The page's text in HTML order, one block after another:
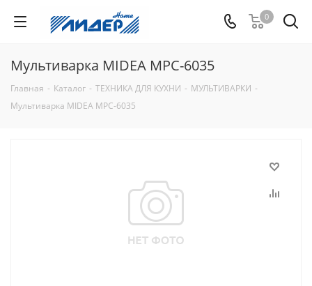
0
Мультиварка MIDEA MPC-6035
Главная - Каталог - ТЕХНИКА ДЛЯ КУХНИ - МУЛЬТИВАРКИ -
Мультиварка MIDEA MPC-6035